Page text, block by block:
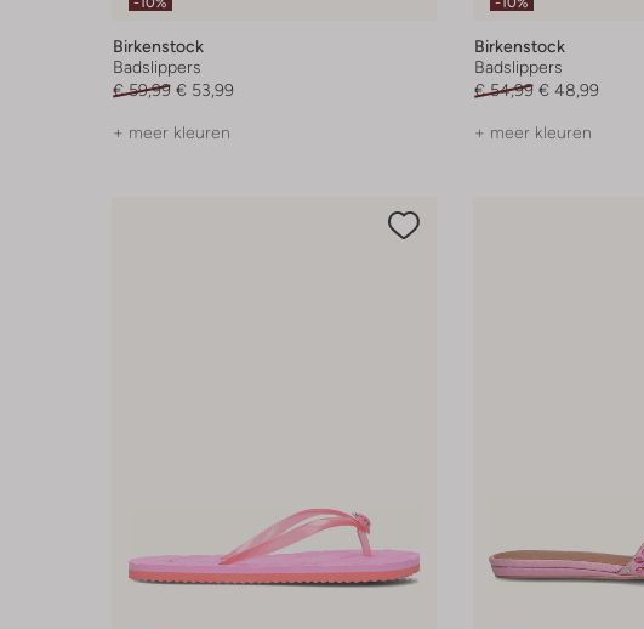
Birkenstock
Badslippers
€ 59,99 € 53,99
+ meer kleuren
Birkenstock
Badslippers
€ 54,99 € 48,99
+ meer kleuren